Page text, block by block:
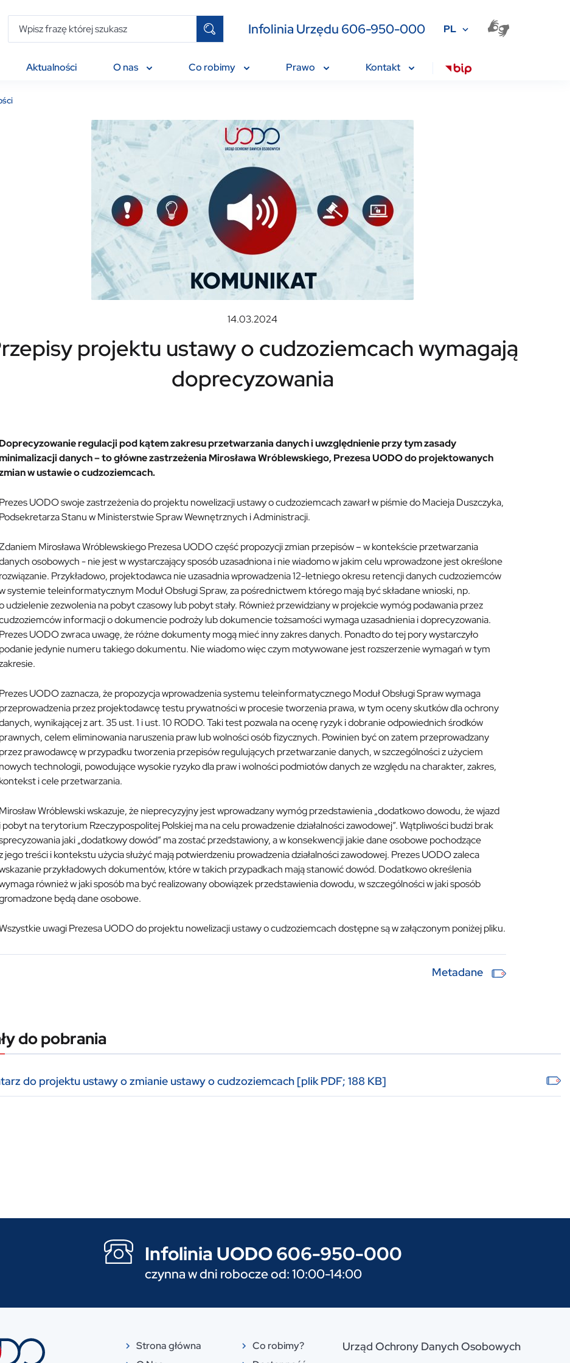
Infolinia Urzędu 606-950-000 PL
Aktualności O nas Co robimy Prawo Kontakt
14.03.2024
projektu ustawy o cudzoziemcach wymagają
doprecyzowania
Doprecyzowanie regulacji pod kątem zakresu przetwarzania danych i uwzględnienie przy tym zasady
danych – to główne zastrzeżenia Mirosława Wróblewskiego, Prezesa UODO do projektowanych
w ustawie o cudzoziemcach.
Prezes UODO swoje zastrzeżenia do projektu nowelizacji ustawy o cudzoziemcach zawarł w piśmie do Macieja Duszczyka,
Podsekretarza Stanu w Ministerstwie Spraw Wewnętrznych i Administracji.
Mirosława Wróblewskiego Prezesa UODO część propozycji zmian przepisów – w kontekście przetwarzania
osobowych - nie jest w wystarczający sposób uzasadniona i nie wiadomo w jakim celu wprowadzone jest określone
rozwiązanie. Przykładowo, projektodawca nie uzasadnia wprowadzenia 12-letniego okresu retencji danych cudzoziemców
systemie teleinformatycznym Moduł Obsługi Spraw, za pośrednictwem którego mają być składane wnioski, np.
udzielenie zezwolenia na pobyt czasowy lub pobyt stały. Również przewidziany w projekcie wymóg podawania przez
informacji o dokumencie podroży lub dokumencie tożsamości wymaga uzasadnienia i doprecyzowania.
Prezes UODO zwraca uwagę, że różne dokumenty mogą mieć inny zakres danych. Ponadto do tej pory wystarczyło
podanie jedynie numeru takiego dokumentu. Nie wiadomo więc czym motywowane jest rozszerzenie wymagań w tym
Prezes UODO zaznacza, że propozycja wprowadzenia systemu teleinformatycznego Moduł Obsługi Spraw wymaga
przeprowadzenia przez projektodawcę testu prywatności w procesie tworzenia prawa, w tym oceny skutków dla ochrony
wynikającej z art. 35 ust. 1 i ust. 10 RODO. Taki test pozwala na ocenę ryzyk i dobranie odpowiednich środków
prawnych, celem eliminowania naruszenia praw lub wolności osób fizycznych. Powinien być on zatem przeprowadzany
przez prawodawcę w przypadku tworzenia przepisów regulujących przetwarzanie danych, w szczególności z użyciem
nowych technologii, powodujące wysokie ryzyko dla praw i wolności podmiotów danych ze względu na charakter, zakres,
kontekst i cele przetwarzania.
Mirosław Wróblewski wskazuje, że nieprecyzyjny jest wprowadzany wymóg przedstawienia „dodatkowo dowodu, że wjazd
i pobyt na terytorium Rzeczypospolitej Polskiej ma na celu prowadzenie działalności zawodowej”. Wątpliwości budzi brak
jaki „dodatkowy dowód” ma zostać przedstawiony, a w konsekwencji jakie dane osobowe pochodzące
jego treści i kontekstu użycia służyć mają potwierdzeniu prowadzenia działalności zawodowej. Prezes UODO zaleca
przykładowych dokumentów, które w takich przypadkach mają stanowić dowód. Dodatkowo określenia
również w jaki sposób ma być realizowany obowiązek przedstawienia dowodu, w szczególności w jaki sposób
będą dane osobowe.
uwagi Prezesa UODO do projektu nowelizacji ustawy o cudzoziemcach dostępne są w załączonym poniżej pliku.
Metadane
do pobrania
do projektu ustawy o zmianie ustawy o cudzoziemcach [plik PDF; 188 KB]
Infolinia UODO 606-950-000
czynna w dni robocze od: 10:00-14:00
Strona główna
Co robimy?
Urząd Ochrony Danych Osobowych